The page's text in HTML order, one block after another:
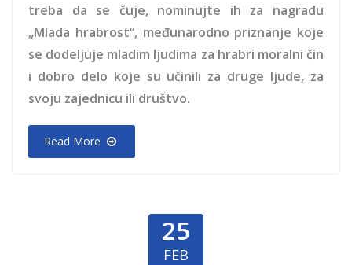
treba da se čuje, nominujte ih za nagradu
„Mlada hrabrost“, međunarodno priznanje koje
se dodeljuje mladim ljudima za hrabri moralni čin
i dobro delo koje su učinili za druge ljude, za
svoju zajednicu ili društvo.
Read More
25
FEB